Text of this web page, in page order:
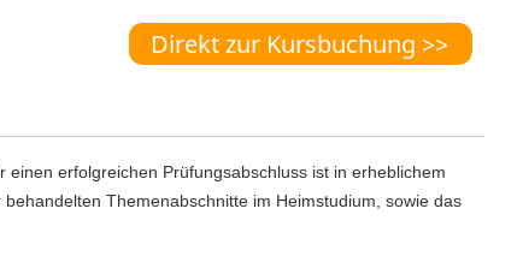
erfolgreichen Prüfungsabschluss ist in erheblichem
Themenabschnitte im Heimstudium, sowie das